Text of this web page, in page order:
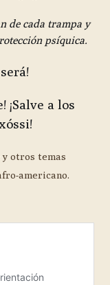
de cada trampa y
psíquica.
¡Salve a los
otros temas
americano.